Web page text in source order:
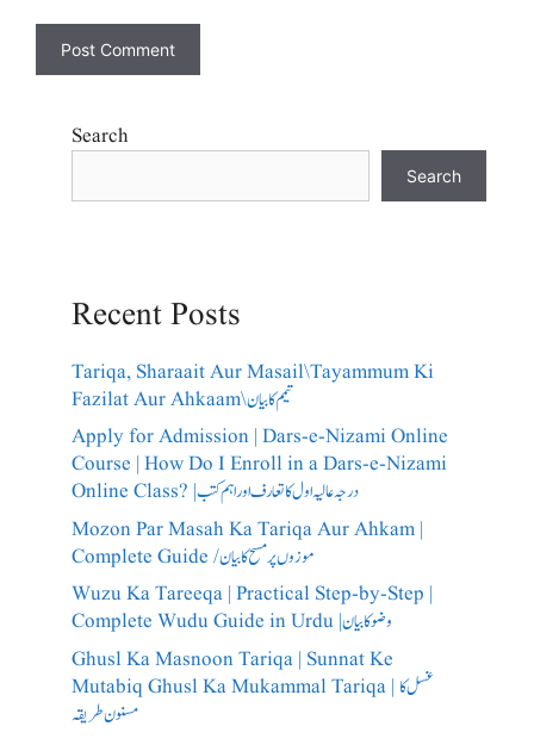
Search
Search
Recent Posts
Tariqa, Sharaait Aur Masail\Tayammum Ki
Fazilat Aur Ahkaam\تیمم کا بیان
Apply for Admission | Dars-e-Nizami Online
Course | How Do I Enroll in a Dars-e-Nizami
Online Class? |درجہ عالیہ اول کا تعارف اور اہم کتب
Mozon Par Masah Ka Tariqa Aur Ahkam |
Complete Guide /​موزوں پر مسح کا بیان
Wuzu Ka Tareeqa | Practical Step-by-Step |
Complete Wudu Guide in Urdu |وضو کا بیان
Ghusl Ka Masnoon Tariqa | Sunnat Ke
Mutabiq Ghusl Ka Mukammal Tariqa | غسل کا
مسنون طریقہ